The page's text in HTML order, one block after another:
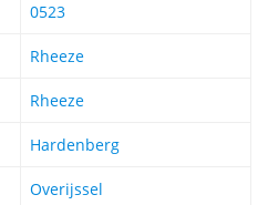
0523
Rheeze
Rheeze
Hardenberg
Overijssel